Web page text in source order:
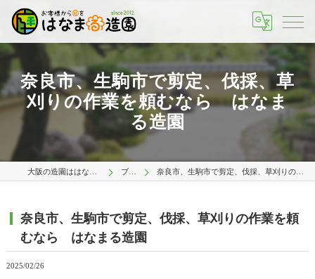
奈良市、生駒市で剪定、伐採、草
刈りの作業を頼むなら はなま
る造園
ブログ 奈良市、生駒市で剪定、伐採、草刈りの作業を頼むなら はなまる造園
奈良市、生駒市で剪定、伐採、草刈りの作業を頼
むなら はなまる造園
2025/02/26